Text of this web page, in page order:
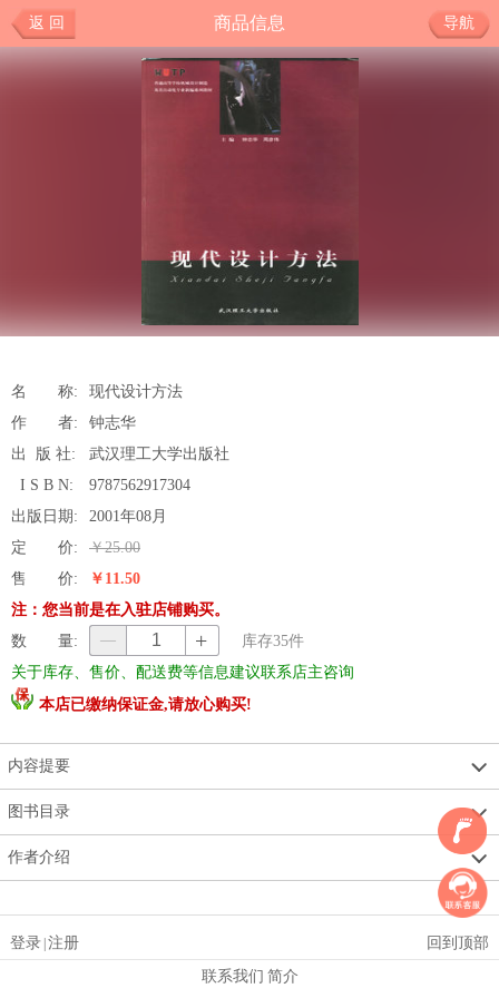
返 回 商品信息 导航
名 称:
现代设计方法
作 者:
钟志华
出 版 社:
武汉理工大学出版社
I S B N:
9787562917304
出版日期:
2001年08月
定 价:
￥25.00
售 价:
￥11.50
注：您当前是在入驻店铺购买。
数 量:
— + 库存35件
关于库存、售价、配送费等信息建议联系店主咨询
本店已缴纳保证金,请放心购买!
内容提要
图书目录
作者介绍
登录 注册
回到顶部
联系我们 简介